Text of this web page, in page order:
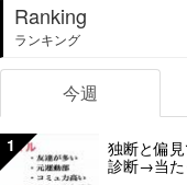
Ranking
ランキング
今週
1
独断と偏
診断→当た